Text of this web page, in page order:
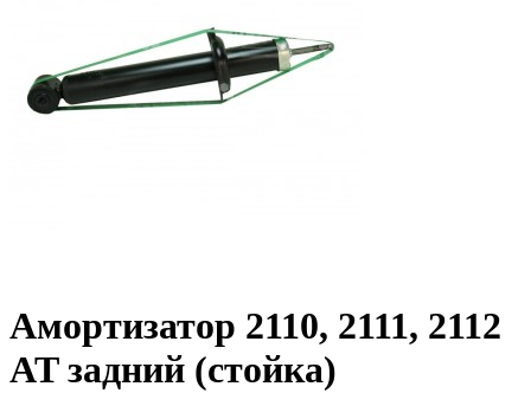
Амортизатор 2110, 2111, 2112
AT задний (стойка)